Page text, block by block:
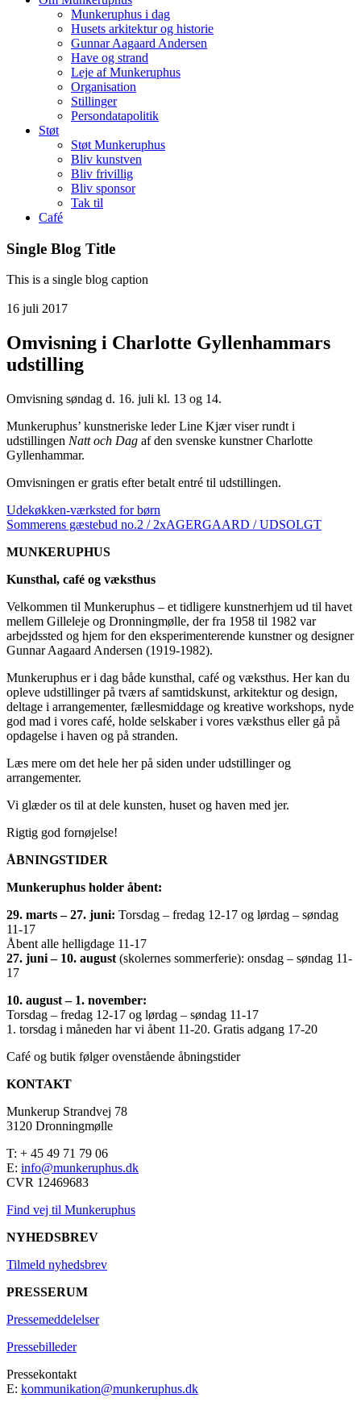
Munkeruphus i dag
Husets arkitektur og historie
Gunnar Aagaard Andersen
Have og strand
Leje af Munkeruphus
Organisation
Stillinger
Persondatapolitik
Støt
Støt Munkeruphus
Bliv kunstven
Bliv frivillig
Bliv sponsor
Tak til
Café
Single Blog Title
This is a single blog caption
16 juli 2017
Omvisning i Charlotte Gyllenhammars
udstilling
Omvisning søndag d. 16. juli kl. 13 og 14.
Munkeruphus’ kunstneriske leder Line Kjær viser rundt i
udstillingen Natt och Dag af den svenske kunstner Charlotte
Gyllenhammar.
Omvisningen er gratis efter betalt entré til udstillingen.
Udekøkken-værksted for børn
Sommerens gæstebud no.2 / 2xAGERGAARD / UDSOLGT
MUNKERUPHUS
Kunsthal, café og væksthus
Velkommen til Munkeruphus – et tidligere kunstnerhjem ud til havet
mellem Gilleleje og Dronningmølle, der fra 1958 til 1982 var
arbejdssted og hjem for den eksperimenterende kunstner og designer
Gunnar Aagaard Andersen (1919-1982).
Munkeruphus er i dag både kunsthal, café og væksthus. Her kan du
opleve udstillinger på tværs af samtidskunst, arkitektur og design,
deltage i arrangementer, fællesmiddage og kreative workshops, nyde
god mad i vores café, holde selskaber i vores væksthus eller gå på
opdagelse i haven og på stranden.
Læs mere om det hele her på siden under udstillinger og
arrangementer.
Vi glæder os til at dele kunsten, huset og haven med jer.
Rigtig god fornøjelse!
ÅBNINGSTIDER
Munkeruphus holder åbent:
29. marts – 27. juni: Torsdag – fredag 12-17 og lørdag – søndag
11-17
Åbent alle helligdage 11-17
27. juni – 10. august (skolernes sommerferie): onsdag – søndag 11-
17
10. august – 1. november:
Torsdag – fredag 12-17 og lørdag – søndag 11-17
1. torsdag i måneden har vi åbent 11-20. Gratis adgang 17-20
Café og butik følger ovenstående åbningstider
KONTAKT
Munkerup Strandvej 78
3120 Dronningmølle
T: + 45 49 71 79 06
E: info@munkeruphus.dk
CVR 12469683
Find vej til Munkeruphus
NYHEDSBREV
Tilmeld nyhedsbrev
PRESSERUM
Pressemeddelelser
Pressebilleder
Pressekontakt
E: kommunikation@munkeruphus.dk